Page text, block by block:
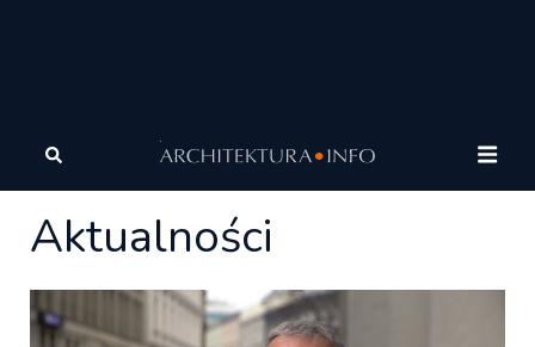
Architektura Wiadomości Aktualności
Aktualności